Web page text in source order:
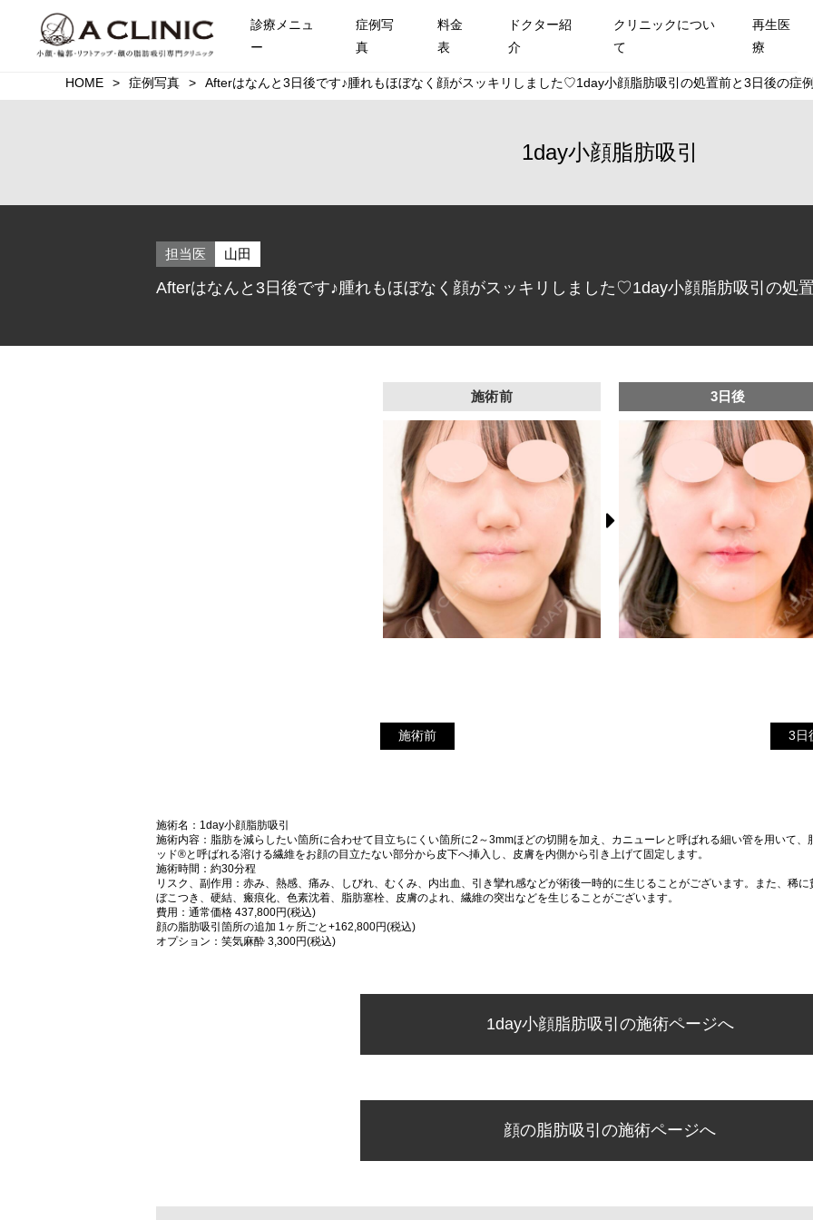
診療メニュ
ー
症例写
真
料金
表
ドクター紹
介
クリニックについ
て
再生医
療
HOME 症例写真 Afterはなんと3日後です♪腫れもほぼなく顔がスッキリしました♡1day小顔脂肪吸引の処置前と3日後の症
1day小顔脂肪吸引
担当医 山田
Afterはなんと3日後です♪腫れもほぼなく顔がスッキリしました♡1day小顔脂肪吸引の処
施術前 3日後
施術前 3日
施術名：1day小顔脂肪吸引
施術内容：脂肪を減らしたい箇所に合わせて目立ちにくい箇所に2～3mmほどの切開を加え、カニューレと呼ばれる細い管を用いて
ッド®と呼ばれる溶ける繊維をお顔の目立たない部分から皮下へ挿入し、皮膚を内側から引き上げて固定します。
施術時間：約30分程
リスク、副作用：赤み、熱感、痛み、しびれ、むくみ、内出血、引き攣れ感などが術後一時的に生じることがございます。また、稀
ぼこつき、硬結、瘢痕化、色素沈着、脂肪塞栓、皮膚のよれ、繊維の突出などを生じることがございます。
費用：通常価格 437,800円(税込)
顔の脂肪吸引箇所の追加 1ヶ所ごと+162,800円(税込)
オプション：笑気麻酔 3,300円(税込)
1day小顔脂肪吸引の施術ページへ
顔の脂肪吸引の施術ページへ